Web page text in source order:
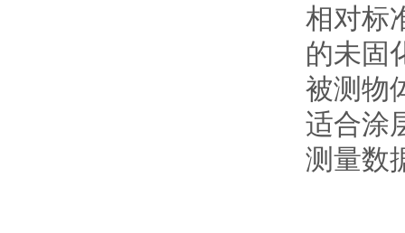
相对标
的未固
被测物
适合涂
测量数